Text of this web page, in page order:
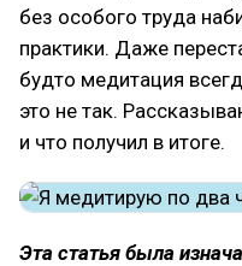
без особого труда
практики. Даже
будто медитация
это не так.
и что получил в итоге.
Эта статья была